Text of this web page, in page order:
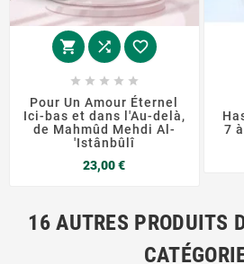
  
    
Pour Un Amour Éternel
Ici-bas et dans l'Au-delà,
de Mahmûd Mehdi Al-
'Istânbûlî
23,00 €Prix
7
16 AUTRES PRODUITS